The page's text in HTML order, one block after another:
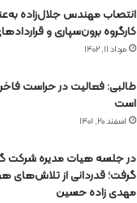
انتصاب مهندس جلال‌زاده
كارگروه برون‌سپاری و
مرداد ۱۱, ۱۴۰۲
طالبی: فعالیت در حراست فاخر
است
اسفند ۲۰, ۱۴۰۱
در جلسه هیات مدیره شرکت
گرفت؛ قدردانی از تلاش‌های
مهدی زاده حسین